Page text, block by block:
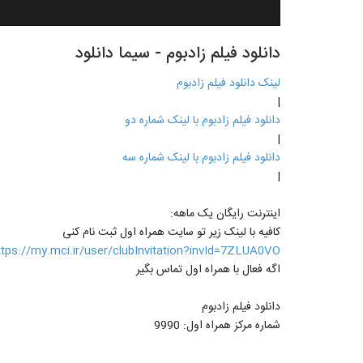
دانلود فیلم زادبوم - سیما دانلود
لینک دانلود فیلم زادبوم
|
دانلود فیلم زادبوم با لینک شماره دو
|
دانلود فیلم زادبوم با لینک شماره سه
|
اینترنت رایگان یک ماهه:
کافیه با لینک زیر تو سایت همراه اول ثبت نام کنی
my.mci.ir/user/clubInvitation?invId=7ZLUA0VO
اگه فعال با همراه اول تماس بگیر
دانلود فیلم زادبوم
شماره مرکز همراه اول: 9990